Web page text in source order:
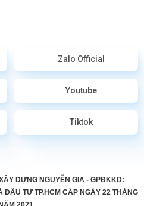
Zalo Official
Youtube
Tiktok
DỰNG NGUYỄN GIA - GPĐKKD:
ĐẦU TƯ TP.HCM CẤPNGÀY 22 THÁNG